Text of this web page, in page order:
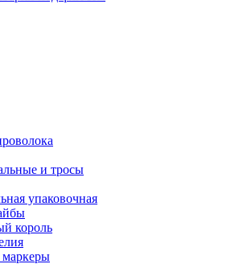
и тросы
упаковочная
король